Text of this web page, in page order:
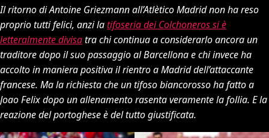
Il ritorno di Antoine Griezmann all’Atlètico Madrid non ha reso
proprio tutti felici, anzi latifoseria dei Colchoneros si è
letteralmente divisatra chi continua a considerarlo ancora un
traditore dopo il suo passaggio al Barcellona e chi invece ha
accolto in maniera positiva il rientro a Madrid dell’attaccante
francese. Ma la richiesta che un tifoso biancorosso ha fatto a
Joao Felix dopo un allenamento rasenta veramente la follia. E la
reazione del portoghese è del tutto giustificata.